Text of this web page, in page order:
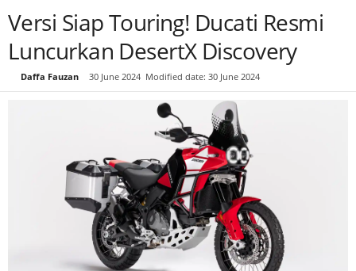
Versi Siap Touring! Ducati Resmi
Luncurkan DesertX Discovery
Daffa Fauzan 30 June 2024 Modified date: 30 June 2024